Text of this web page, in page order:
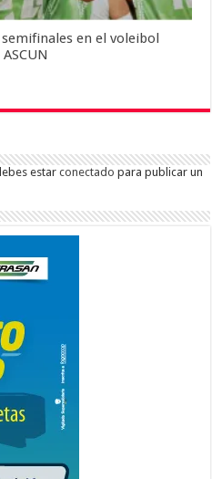
en el voleibol
estarconectado para publicar un